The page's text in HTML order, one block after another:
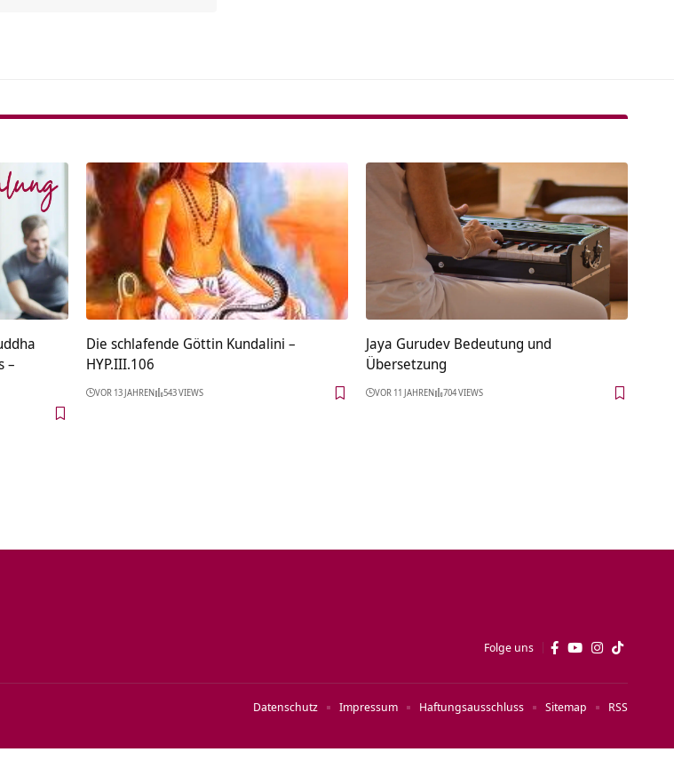
–
Die schlafende Göttin Kundalini –
HYP.III.106
VOR 13 JAHREN 543 VIEWS
Jaya Gurudev Bedeutung und
Übersetzung
VOR 11 JAHREN 704 VIEWS
Folge uns
Datenschutz Impressum Haftungsausschluss Sitemap RSS